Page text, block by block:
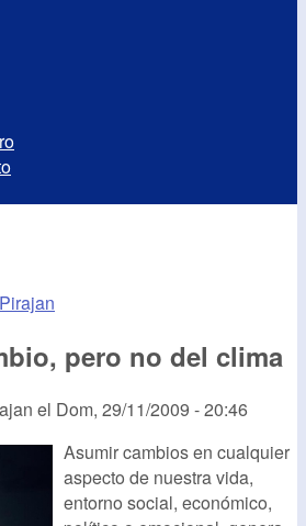
pero no del clima
el Dom, 29/11/2009 - 20:46
Asumir cambios en cualquier
aspecto de nuestra vida,
entorno social, económico,